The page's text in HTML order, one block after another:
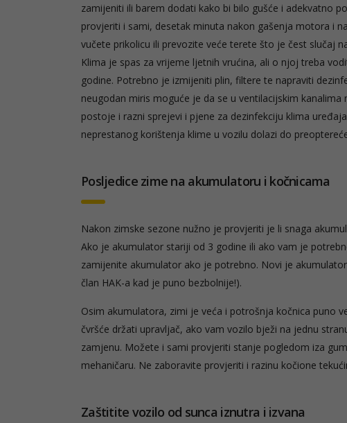
zamijeniti ili barem dodati kako bi bilo gušće i adekvatno
provjeriti i sami, desetak minuta nakon gašenja motora i
vučete prikolicu ili prevozite veće terete što je čest slučaj
Klima je spas za vrijeme ljetnih vrućina, ali o njoj treba
godine. Potrebno je izmijeniti plin, filtere te napraviti
neugodan miris moguće je da se u ventilacijskim
postoje i razni sprejevi i pjene za dezinfekciju klima
neprestanog korištenja klime u vozilu dolazi do
Posljedice zime na akumulatoru i kočnicama
Nakon zimske sezone nužno je provjeriti je li snaga
Ako je akumulator stariji od 3 godine ili ako vam je
zamijenite akumulator ako je potrebno. Novi je
član HAK-a kad je puno bezbolnije!).
Osim akumulatora, zimi je veća i potrošnja kočnica puno
čvršće držati upravljač, ako vam vozilo bježi na jednu
zamjenu. Možete i sami provjeriti stanje pogledom iza
mehaničaru. Ne zaboravite provjeriti i razinu kočione
Zaštitite vozilo od sunca iznutra i izvana